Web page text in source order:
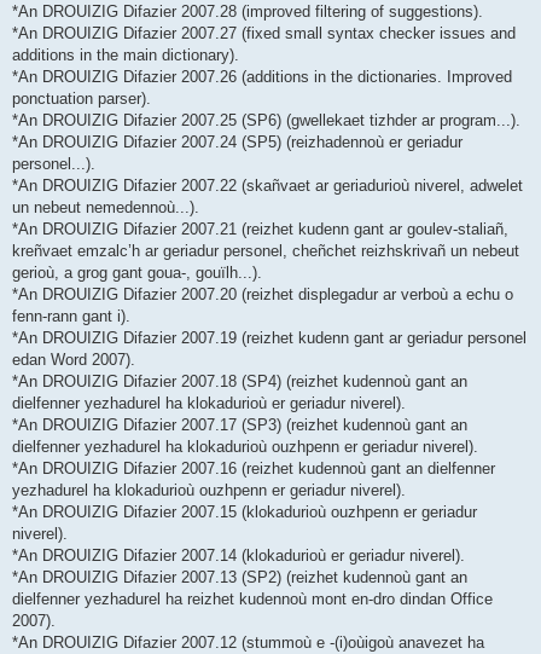
*An DROUIZIG Difazier 2007.28 (improved filtering of suggestions).
*An DROUIZIG Difazier 2007.27 (fixed small syntax checker issues and
additions in the main dictionary).
*An DROUIZIG Difazier 2007.26 (additions in the dictionaries. Improved
ponctuation parser).
*An DROUIZIG Difazier 2007.25 (SP6) (gwellekaet tizhder ar program...).
*An DROUIZIG Difazier 2007.24 (SP5) (reizhadennoù er geriadur
personel...).
*An DROUIZIG Difazier 2007.22 (skañvaet ar geriadurioù niverel, adwelet
un nebeut nemedennoù...).
*An DROUIZIG Difazier 2007.21 (reizhet kudenn gant ar goulev-staliañ,
kreñvaet emzalc’h ar geriadur personel, cheñchet reizhskrivañ un nebeut
gerioù, a grog gant goua-, gouïlh...).
*An DROUIZIG Difazier 2007.20 (reizhet displegadur ar verboù a echu o
fenn-rann gant i).
*An DROUIZIG Difazier 2007.19 (reizhet kudenn gant ar geriadur personel
edan Word 2007).
*An DROUIZIG Difazier 2007.18 (SP4) (reizhet kudennoù gant an
dielfenner yezhadurel ha klokadurioù er geriadur niverel).
*An DROUIZIG Difazier 2007.17 (SP3) (reizhet kudennoù gant an
dielfenner yezhadurel ha klokadurioù ouzhpenn er geriadur niverel).
*An DROUIZIG Difazier 2007.16 (reizhet kudennoù gant an dielfenner
yezhadurel ha klokadurioù ouzhpenn er geriadur niverel).
*An DROUIZIG Difazier 2007.15 (klokadurioù ouzhpenn er geriadur
niverel).
*An DROUIZIG Difazier 2007.14 (klokadurioù er geriadur niverel).
*An DROUIZIG Difazier 2007.13 (SP2) (reizhet kudennoù gant an
dielfenner yezhadurel ha reizhet kudennoù mont en-dro dindan Office
2007).
*An DROUIZIG Difazier 2007.12 (stummoù e -(i)oùigoù anavezet ha